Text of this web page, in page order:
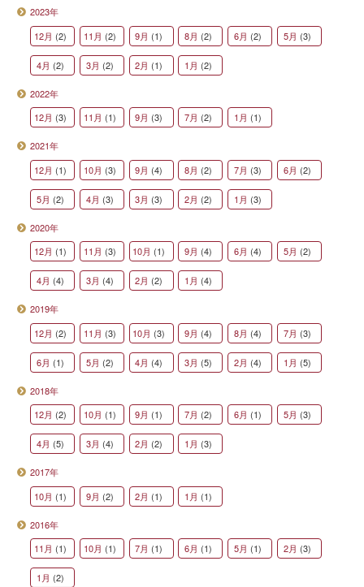
2023年
12月 (2) 11月 (2) 9月 (1) 8月 (2) 6月 (2) 5月 (3)
4月 (2) 3月 (2) 2月 (1) 1月 (2)
2022年
12月 (3) 11月 (1) 9月 (3) 7月 (2) 1月 (1)
2021年
12月 (1) 10月 (3) 9月 (4) 8月 (2) 7月 (3) 6月 (2)
5月 (2) 4月 (3) 3月 (3) 2月 (2) 1月 (3)
2020年
12月 (1) 11月 (3) 10月 (1) 9月 (4) 6月 (4) 5月 (2)
4月 (4) 3月 (4) 2月 (2) 1月 (4)
2019年
12月 (2) 11月 (3) 10月 (3) 9月 (4) 8月 (4) 7月 (3)
6月 (1) 5月 (2) 4月 (4) 3月 (5) 2月 (4) 1月 (5)
2018年
12月 (2) 10月 (1) 9月 (1) 7月 (2) 6月 (1) 5月 (3)
4月 (5) 3月 (4) 2月 (2) 1月 (3)
2017年
10月 (1) 9月 (2) 2月 (1) 1月 (1)
2016年
11月 (1) 10月 (1) 7月 (1) 6月 (1) 5月 (1) 2月 (3)
1月 (2)